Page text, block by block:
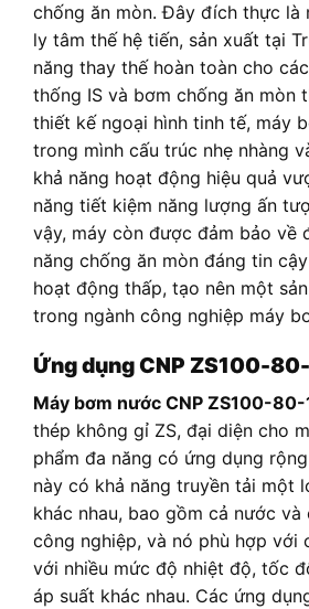
chống ăn mòn. Đây đích thực là
ly tâm thế hệ tiến, sản xuất tại
năng thay thế hoàn toàn cho
thống IS và bơm chống ăn mòn
thiết kế ngoại hình tinh tế, máy
trong mình cấu trúc nhẹ nhàng
khả năng hoạt động hiệu quả
năng tiết kiệm năng lượng ấn
vậy, máy còn được đảm bảo về
năng chống ăn mòn đáng tin
hoạt động thấp, tạo nên một
trong ngành công nghiệp máy
Ứng dụng CNP ZS100-
Máy bơm nước CNP ZS100-
thép không gỉ ZS, đại diện cho
phẩm đa năng có ứng dụng
này có khả năng truyền tải một
khác nhau, bao gồm cả nước và
công nghiệp, và nó phù hợp với
với nhiều mức độ nhiệt độ, tốc
áp suất khác nhau. Các ứng